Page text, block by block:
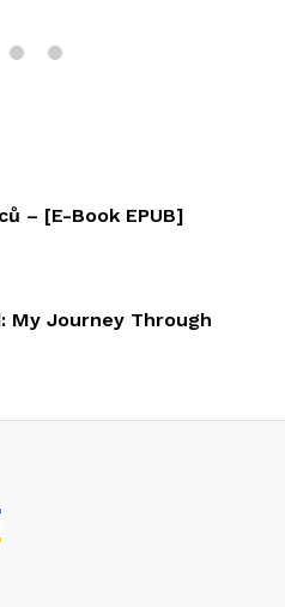
– [E-Book EPUB]
My Journey Through